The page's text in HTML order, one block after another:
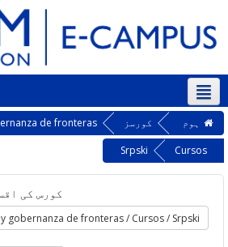
کورسز
y gobernanza de fronteras
Srpski
کورس کی اقسام: